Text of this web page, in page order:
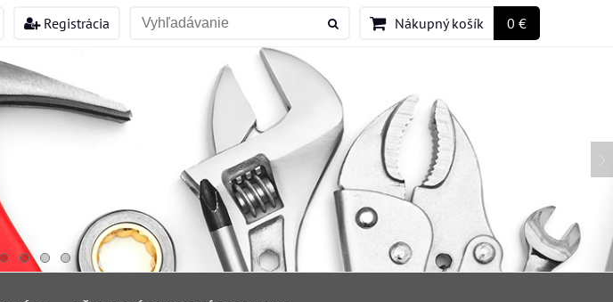
Registrácia Nákupný košík 0 €